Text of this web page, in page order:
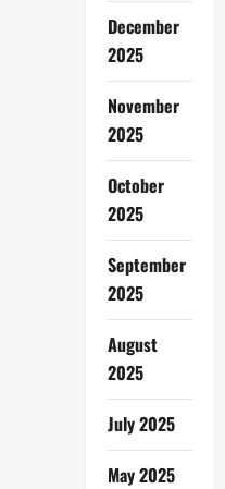
December
2025
November
2025
October
2025
September
2025
August
2025
July 2025
May 2025